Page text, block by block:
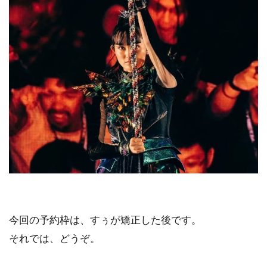
今回の予約枠は、すぅが矯正した後です。
それでは、どうぞ。